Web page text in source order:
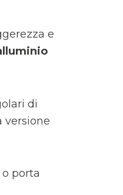
e
di
versione
porta